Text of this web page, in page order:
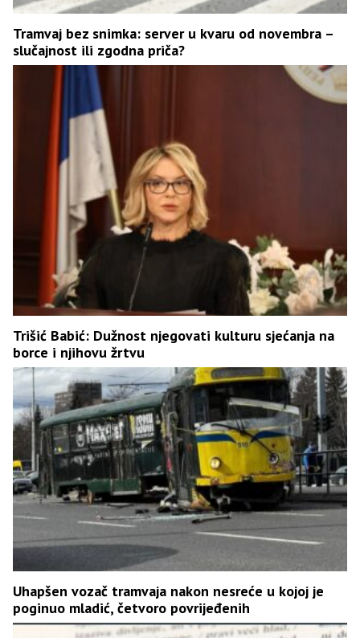
Tramvaj bez snimka: server u kvaru od novembra –
slučajnost ili zgodna priča?
Trišić Babić: Dužnost njegovati kulturu sjećanja na
borce i njihovu žrtvu
Uhapšen vozač tramvaja nakon nesreće u kojoj je
poginuo mladić, četvoro povrijeđenih